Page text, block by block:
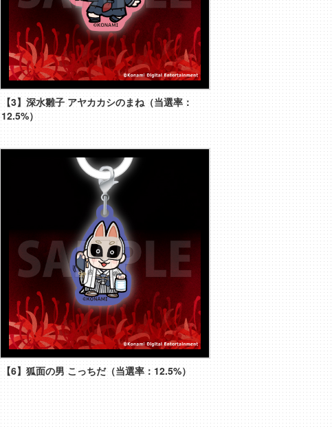
【3】深水雛子 アヤカカシのまね（当選率：
12.5%）
【6】狐面の男 こっちだ（当選率：12.5%）